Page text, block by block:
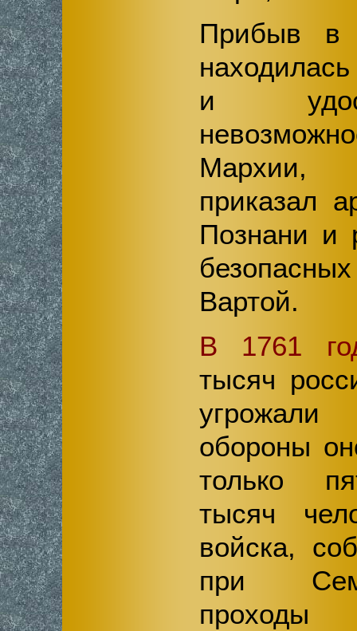
Прибыв в
и
Мархии,
приказал
Познани и
Вартой.
В 1761
тысяч
обороны
только
тысяч
войска,
при
проходы